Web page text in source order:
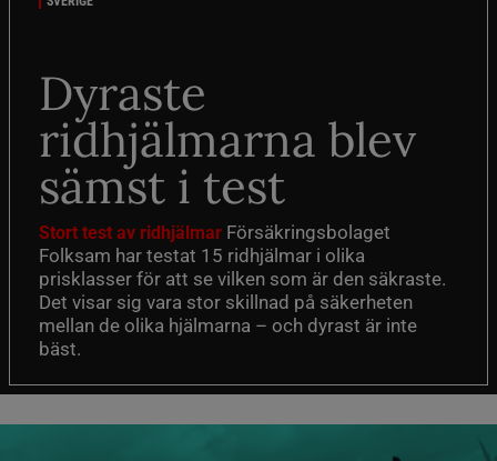
Dyraste
ridhjälmarna blev
sämst i test
Stort test av ridhjälmar Försäkringsbolaget
Folksam har testat 15 ridhjälmar i olika
prisklasser för att se vilken som är den säkraste.
Det visar sig vara stor skillnad på säkerheten
mellan de olika hjälmarna – och dyrast är inte
bäst.